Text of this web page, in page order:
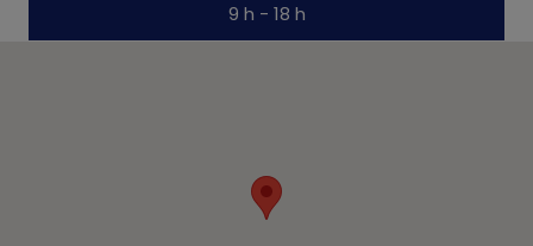
9 h - 18 h